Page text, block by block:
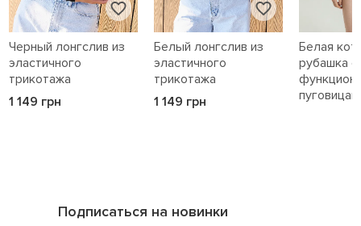
Черный лонгслив из
эластичного
трикотажа
1 149 грн
Белый лонгслив из
эластичного
трикотажа
1 149 грн
Белая
рубашка с
Подписаться на новинки